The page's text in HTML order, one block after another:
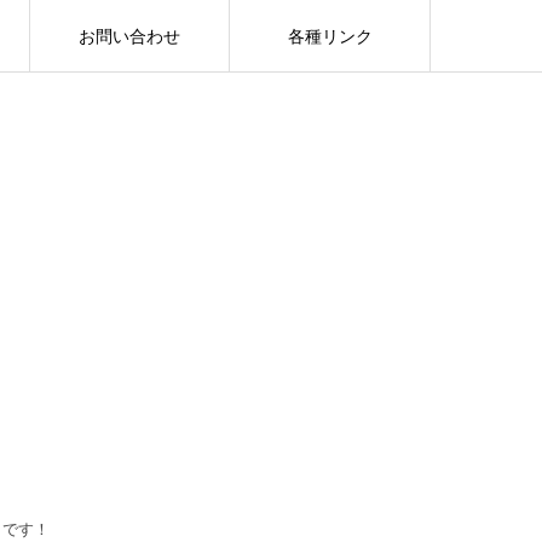
お問い合わせ 各種リンク
す！